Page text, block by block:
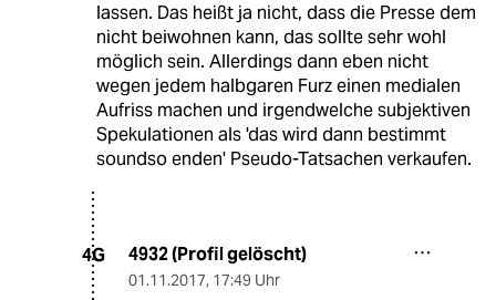
lassen. Das heißt ja nicht, dass die Presse dem
nicht beiwohnen kann, das sollte sehr wohl
möglich sein. Allerdings dann eben nicht
wegen jedem halbgaren Furz einen medialen
Aufriss machen und irgendwelche subjektiven
Spekulationen als 'das wird dann bestimmt
soundso enden' Pseudo-Tatsachen verkaufen.
4G 4932 (Profil gelöscht)
01.11.2017, 17:49 Uhr